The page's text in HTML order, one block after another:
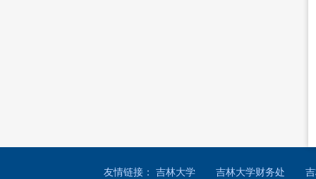
友情链接： 吉林大学 吉林大学财务处